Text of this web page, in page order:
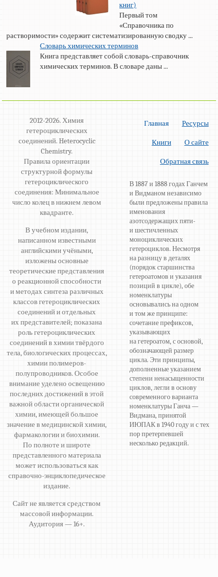
книг)
Первый том
«Справочника по
растворимости» содержит систематизированную сводку ...
Словарь химических терминов
Книга представляет собой словарь-справочник
химических терминов. В словаре даны ...
2012-2026. Химия
гетероциклических
соединений. Heterocyclic
Chemistry.
Правила ориентации
структурной формулы
гетероциклического
соединения: Минимальное
число колец в нижнем левом
квадранте.
В учебном издании,
написанном известными
английскими учёными,
изложены основные
теоретические представления
о реакционной способности
и методах синтеза различных
классов гетероциклических
соединений и отдельных
их представителей; показана
роль гетероциклических
соединений в химии твёрдого
тела, биологических процессах,
химии полимеров-
полупроводников. Особое
внимание уделено освещению
последних достижений в этой
важной области органической
химии, имеющей большое
значение в медицинской химии,
фармакологии и биохимии.
По полноте и широте
представленного материала
может использоваться как
справочно-энциклопедическое
издание.
Сайт не является средством
массовой информации.
Аудитория — 16+.
Главная Ресурсы
Книги О сайте
Обратная связь
В 1887 и 1888 годах Ганчем
и Видманом независимо
были предложены правила
именования
азотсодержащих пяти-
и шестичленных
моноциклических
гетероциклов. Несмотря
на разницу в деталях
(порядок старшинства
гетероатомов и указания
позиций в цикле), обе
номенклатуры
основывались на одном
и том же принципе:
сочетание префиксов,
указывающих
на гетероатом, с основой,
обозначающей размер
цикла. Эти принципы,
дополненные указанием
степени ненасыщенности
циклов, легли в основу
современного варианта
номенклатуры Ганча —
Видмана, принятой
ИЮПАК в 1940 году и с тех
пор претерпевшей
несколько редакций.